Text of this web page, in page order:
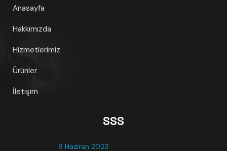
Anasayfa
Hakkımızda
Hizmetlerimiz
Ürünler
İletişim
SSS
9 Haziran 2023